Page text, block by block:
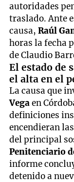
autoridades
traslado. Ante
causa,Raúl
horas la fecha
de Claudio
El estado de
el alta en el
La causa que
Vegaen
definiciones
encendieran
del principal
Penitenciario
informe
detenido a